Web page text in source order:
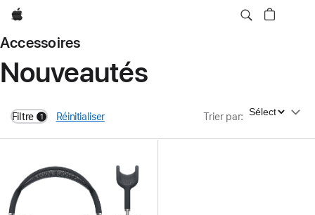
Apple
Accessoires
Nouveautés
Filtre 1
filters active
Réinitialiser Trier par: Trier par